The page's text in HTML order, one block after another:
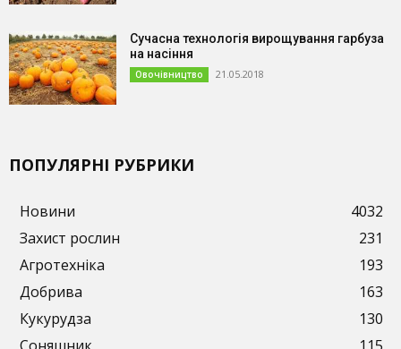
Сучасна технологія вирощування гарбуза
на насіння
Овочівництво 21.05.2018
ПОПУЛЯРНІ РУБРИКИ
Новини
4032
Захист рослин
231
Агротехніка
193
Добрива
163
Кукурудза
130